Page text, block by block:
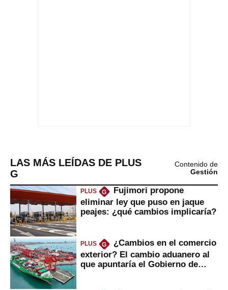
LAS MÁS LEÍDAS DE PLUS
G
Contenido de
Gestión
PLUS G
Fujimori propone
eliminar ley que puso en jaque
peajes: ¿qué cambios implicaría?
PLUS G
¿Cambios en el comercio
exterior? El cambio aduanero al
que apuntaría el Gobierno de